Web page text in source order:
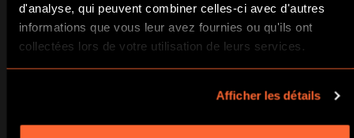
d'analyse, qui peuvent combiner celles-ci avec d'autres
informations que vous leur avez fournies ou qu'ils ont
collectées lors de votre utilisation de leurs services.
Afficher les détails